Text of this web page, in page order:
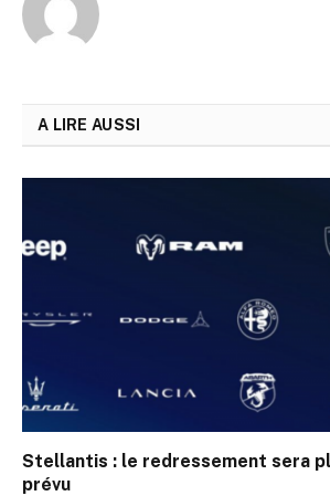
A LIRE AUSSI
Stellantis : le redressement sera
prévu